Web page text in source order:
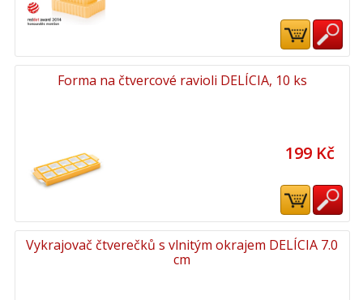
Forma na čtvercové ravioli DELÍCIA, 10 ks
199 Kč
Vykrajovač čtverečků s vlnitým okrajem DELÍCIA 7.0
cm